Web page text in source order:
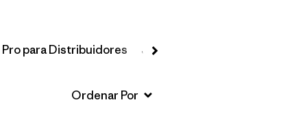
para Distribuidores Jackets & Vests